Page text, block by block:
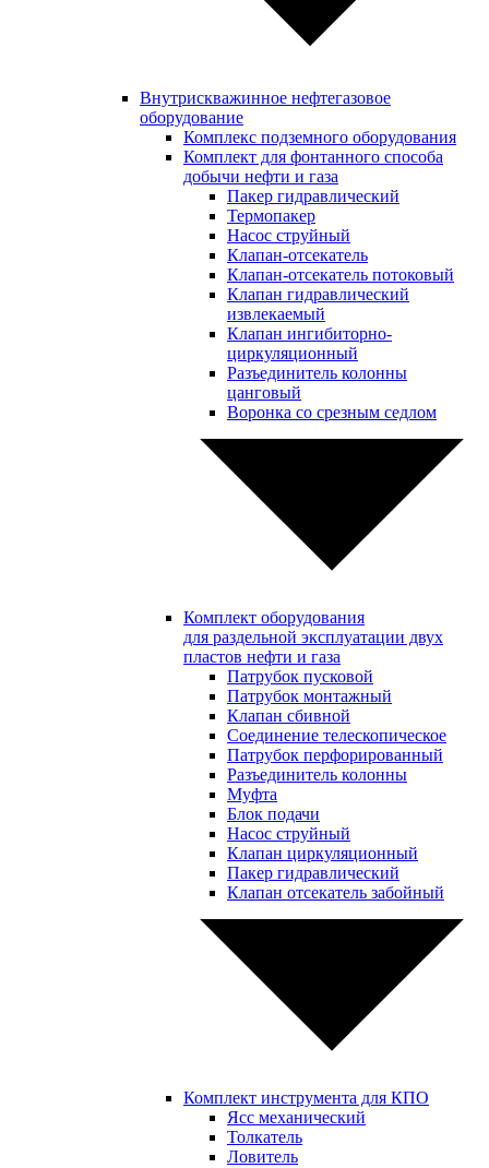
Внутрискважинное нефтегазовое
оборудование
Комплекс подземного оборудования
Комплект для фонтанного способа
добычи нефти и газа
Пакер гидравлический
Термопакер
Насос струйный
Клапан-отсекатель
Клапан-отсекатель потоковый
Клапан гидравлический
извлекаемый
Клапан ингибиторно-
циркуляционный
Разъединитель колонны
цанговый
Воронка со срезным седлом
Комплект оборудования
для раздельной эксплуатации двух
пластов нефти и газа
Патрубок пусковой
Патрубок монтажный
Клапан сбивной
Соединение телескопическое
Патрубок перфорированный
Разъединитель колонны
Муфта
Блок подачи
Насос струйный
Клапан циркуляционный
Пакер гидравлический
Клапан отсекатель забойный
Комплект инструмента для КПО
Ясс механический
Толкатель
Ловитель